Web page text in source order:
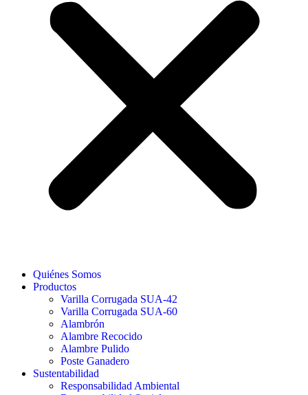
Quiénes Somos
Productos
Varilla Corrugada SUA-42
Varilla Corrugada SUA-60
Alambrón
Alambre Recocido
Alambre Pulido
Poste Ganadero
Sustentabilidad
Responsabilidad Ambiental